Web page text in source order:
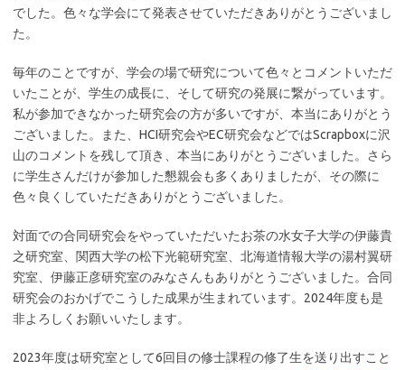
でした。色々な学会にて発表させていただきありがとうございまし
た。
毎年のことですが、学会の場で研究について色々とコメントいただ
いたことが、学生の成長に、そして研究の発展に繋がっています。
私が参加できなかった研究会の方が多いですが、本当にありがとう
ございました。また、HCI研究会やEC研究会などではScrapboxに沢
山のコメントを残して頂き、本当にありがとうございました。さら
に学生さんだけが参加した懇親会も多くありましたが、その際に
色々良くしていただきありがとうございました。
対面での合同研究会をやっていただいたお茶の水女子大学の伊藤貴
之研究室、関西大学の松下光範研究室、北海道情報大学の湯村翼研
究室、伊藤正彦研究室のみなさんもありがとうございました。合同
研究会のおかげでこうした成果が生まれています。2024年度も是
非よろしくお願いいたします。
2023年度は研究室として6回目の修士課程の修了生を送り出すこと